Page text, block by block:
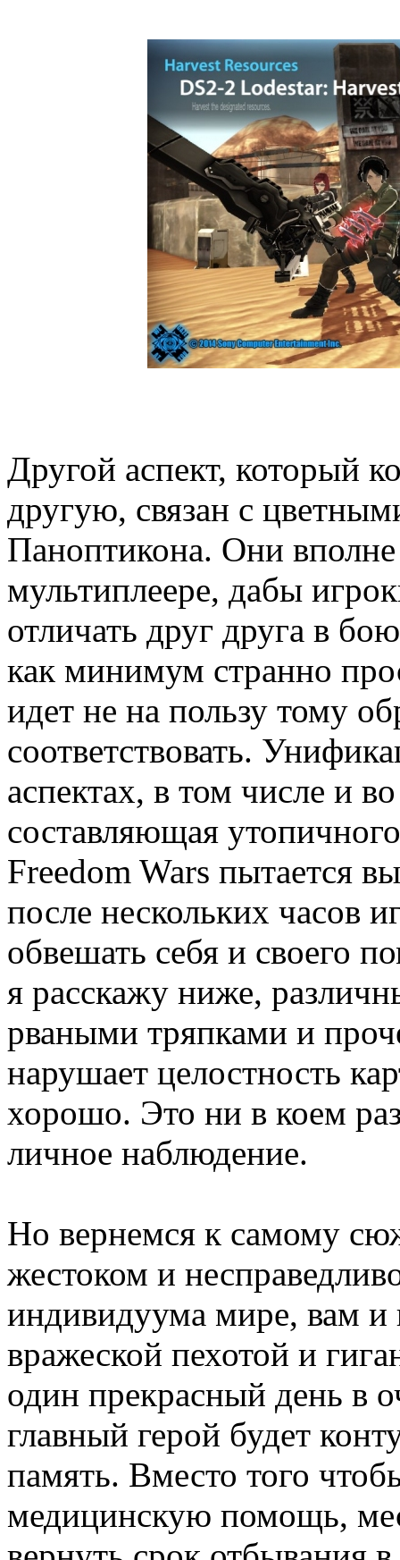
Другой аспект, который
другую, связан с
Паноптикона. Они
мультиплеере, дабы
отличать друг друга в
как минимум странно
идет не на пользу тому
соответствовать.
аспектах, в том числе и
составляющая
Freedom Wars пытается
после нескольких часов
обвешать себя и своего
я расскажу ниже,
рваными тряпками и
нарушает целостность
хорошо. Это ни в коем
личное наблюдение.
Но вернемся к самому
жестоком и
индивидуума мире, вам и
вражеской пехотой и
один прекрасный день в
главный герой будет
память. Вместо того
медицинскую помощь,